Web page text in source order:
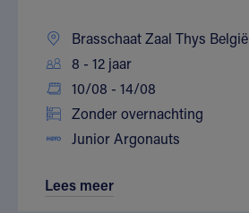
Brasschaat Zaal Thys België
8 - 12 jaar
10/08 - 14/08
Zonder overnachting
Junior Argonauts
Lees meer